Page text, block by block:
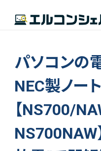
パソコンの
NEC製ノー
【NS700/
NS700NAW